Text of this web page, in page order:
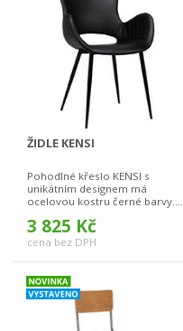
ŽIDLE KENSI
Pohodlné křeslo KENSI s
unikátním designem má
ocelovou kostru černé barvy....
3 825 Kč
cena bez DPH